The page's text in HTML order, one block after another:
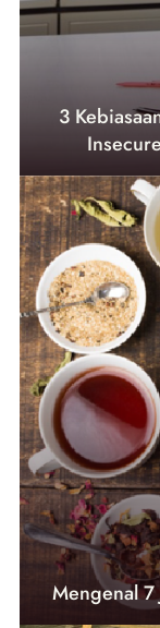
3
Mengenal 7